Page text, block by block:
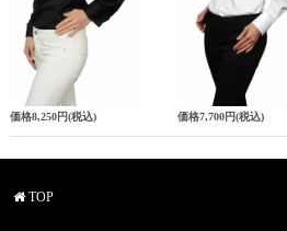
価格8,250円(税込) 価格7,700円(税込)
TOP